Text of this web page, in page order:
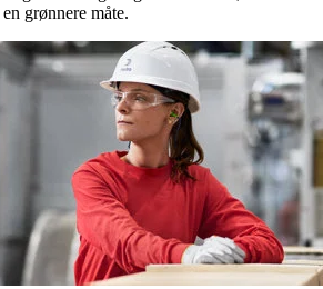
grønnere måte.